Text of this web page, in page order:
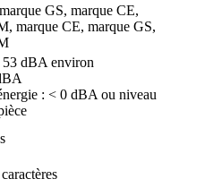
GS, marque CE,
marque CE, marque GS,
dBA environ
: < 0 dBA ou niveau